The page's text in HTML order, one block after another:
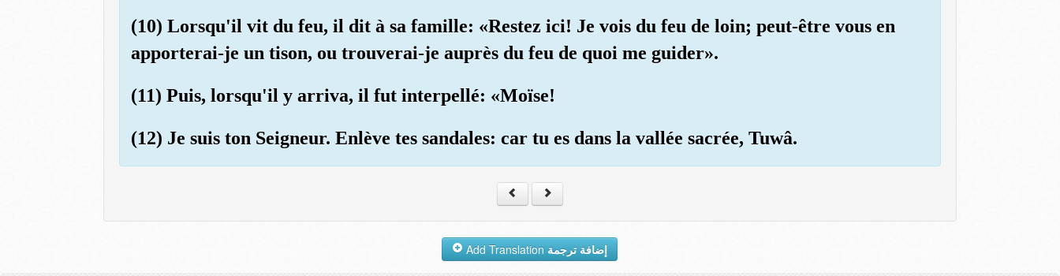
(10) Lorsqu'il vit du feu, il dit à sa famille: «Restez ici! Je vois du feu de loin; peut-être vous en
apporterai-je un tison, ou trouverai-je auprès du feu de quoi me guider».
(11) Puis, lorsqu'il y arriva, il fut interpellé: «Moïse!
(12) Je suis ton Seigneur. Enlève tes sandales: car tu es dans la vallée sacrée, Tuwâ.
إضافة ترجمة